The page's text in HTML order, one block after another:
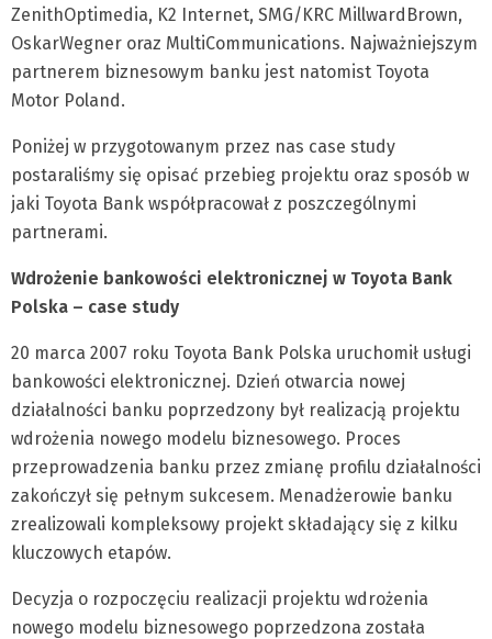
ZenithOptimedia, K2 Internet, SMG/KRC MillwardBrown,
OskarWegner oraz MultiCommunications. Najważniejszym
partnerem biznesowym banku jest natomist Toyota
Motor Poland.
Poniżej w przygotowanym przez nas case study
postaraliśmy się opisać przebieg projektu oraz sposób w
jaki Toyota Bank współpracował z poszczególnymi
partnerami.
Wdrożenie bankowości elektronicznej w Toyota Bank
Polska – case study
20 marca 2007 roku Toyota Bank Polska uruchomił usługi
bankowości elektronicznej. Dzień otwarcia nowej
działalności banku poprzedzony był realizacją projektu
wdrożenia nowego modelu biznesowego. Proces
przeprowadzenia banku przez zmianę profilu działalności
zakończył się pełnym sukcesem. Menadżerowie banku
zrealizowali kompleksowy projekt składający się z kilku
kluczowych etapów.
Decyzja o rozpoczęciu realizacji projektu wdrożenia
nowego modelu biznesowego poprzedzona została